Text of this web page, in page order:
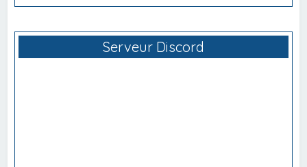
Serveur Discord